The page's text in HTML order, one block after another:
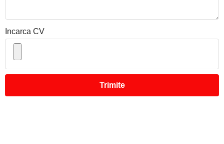
Incarca CV
Trimite